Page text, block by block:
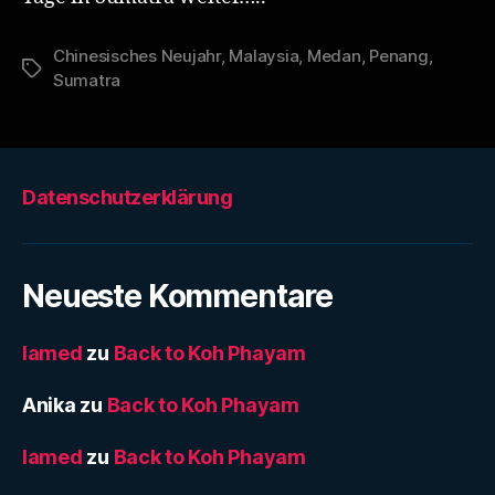
Schlagwörter
Chinesisches Neujahr, Malaysia Medan Penang
Sumatra
Datenschutzerklärung
Neueste Kommentare
lamed zu Back to Koh Phayam
Anika zu Back to Koh Phayam
lamed zu Back to Koh Phayam